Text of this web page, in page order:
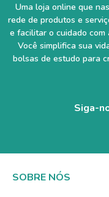
Uma loja online que
rede de produtos e
e facilitar o cuidado com
Você simplifica sua
bolsas de estudo para
Siga-
SOBRE NÓS